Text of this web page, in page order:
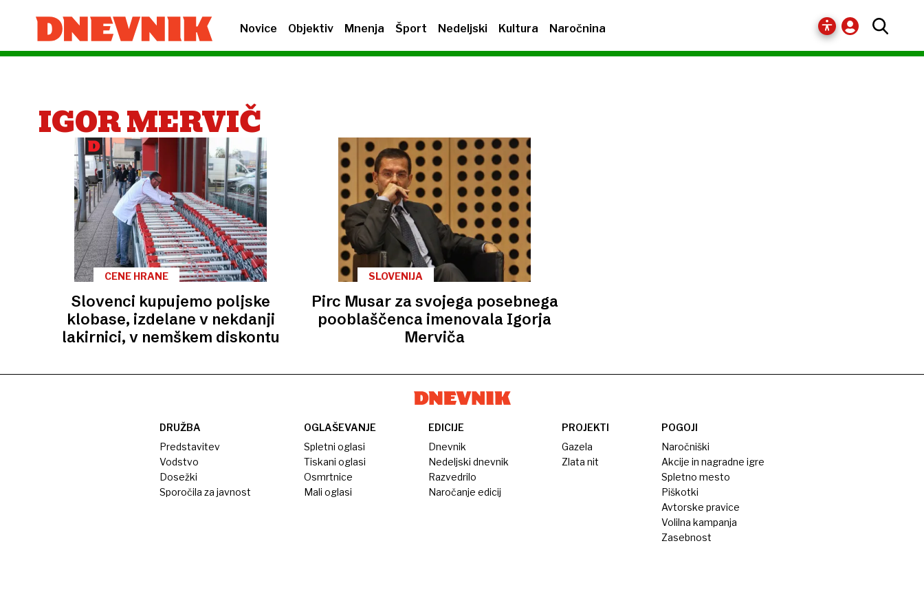
Novice Objektiv Mnenja Šport Nedeljski Kultura Naročnina
IGOR MERVIČ
CENE HRANE
Slovenci kupujemo poljske
klobase, izdelane v nekdanji
lakirnici, v nemškem diskontu
SLOVENIJA
Pirc Musar za svojega posebnega
pooblaščenca imenovala Igorja
Merviča
DRUŽBA
Predstavitev
Vodstvo
Dosežki
Sporočila za javnost
OGLAŠEVANJE
Spletni oglasi
Tiskani oglasi
Osmrtnice
Mali oglasi
EDICIJE
Dnevnik
Nedeljski dnevnik
Razvedrilo
Naročanje edicij
PROJEKTI
Gazela
Zlata nit
POGOJI
Naročniški
Akcije in nagradne igre
Spletno mesto
Piškotki
Avtorske pravice
Volilna kampanja
Zasebnost